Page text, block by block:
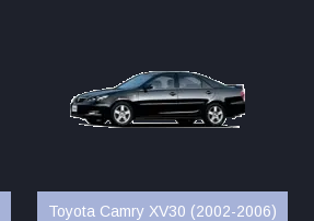
Toyota Camry XV30 (2002-2006)